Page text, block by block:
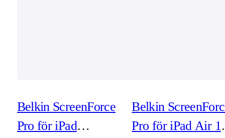
Belkin ScreenForce
Pro för iPad
Belkin
Pro för iPad Air